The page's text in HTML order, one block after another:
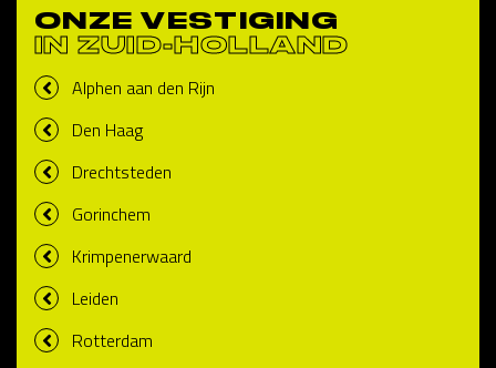
ONZE VESTIGING
IN ZUID-HOLLAND
Alphen aan den Rijn
Den Haag
Drechtsteden
Gorinchem
Krimpenerwaard
Leiden
Rotterdam